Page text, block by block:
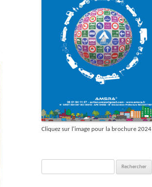
Cliquez sur l'image pour la brochure 2024